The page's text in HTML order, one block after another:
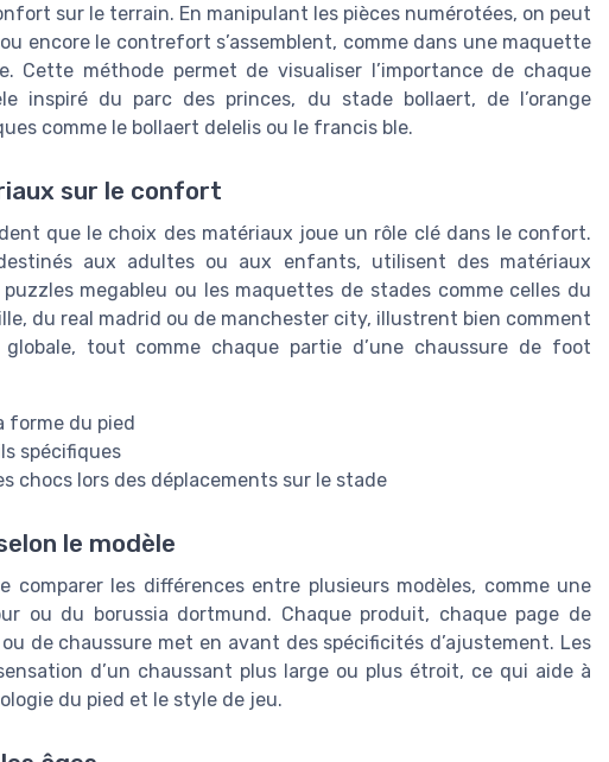
sur le terrain. En manipulant les pièces numérotées, on peut
encore le contrefort s’assemblent, comme dans une maquette
méthode permet de visualiser l’importance de chaque
inspiré du parc des princes, du stade bollaert, de l’orange
comme le bollaert delelis ou le francis ble.
sur le confort
que le choix des matériaux joue un rôle clé dans le confort.
aux adultes ou aux enfants, utilisent des matériaux
megableu ou les maquettes de stades comme celles du
du real madrid ou de manchester city, illustrent bien comment
tout comme chaque partie d’une chaussure de foot
forme du pied
spécifiques
chocs lors des déplacements sur le stade
le modèle
les différences entre plusieurs modèles, comme une
ou du borussia dortmund. Chaque produit, chaque page de
de chaussure met en avant des spécificités d’ajustement. Les
d’un chaussant plus large ou plus étroit, ce qui aide à
du pied et le style de jeu.